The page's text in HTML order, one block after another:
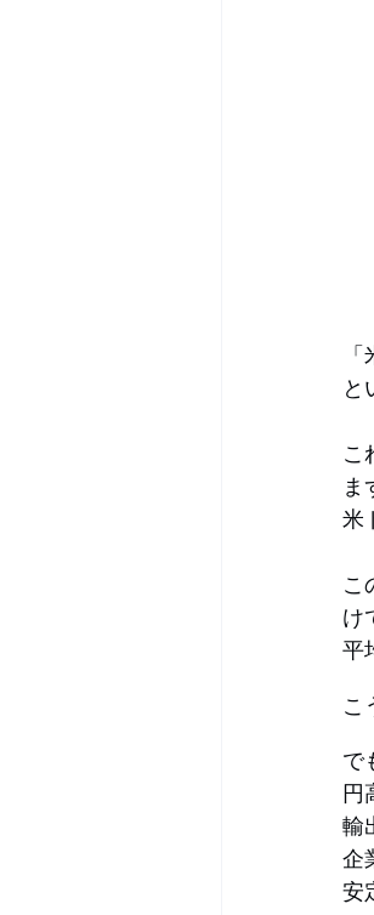
と
こ
ま
米
こ
け
平
こ
で
円
輸
企
安